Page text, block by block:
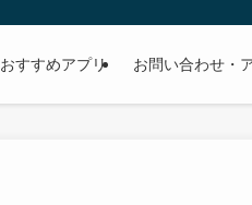
おすすめアプリ お問い合わせ・